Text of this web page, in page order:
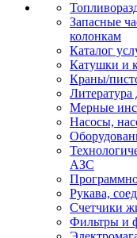
Запасные
колонкам
Каталог
Катушки и
Краны/
Литература
Мерные
Насосы,
АЗС
Рукава,
Счетчики
Фильтры и